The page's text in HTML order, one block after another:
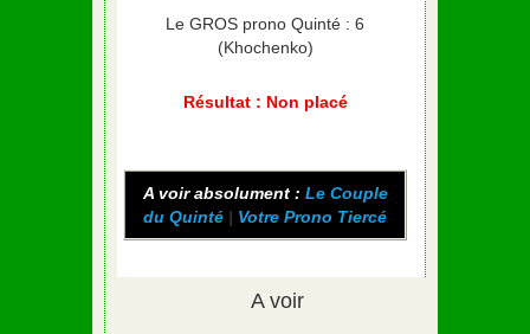
Le GROS prono Quinté : 6
(Khochenko)
Résultat : Non placé
A voir absolument : Le Couple
du Quinté | Votre Prono Tiercé
A voir